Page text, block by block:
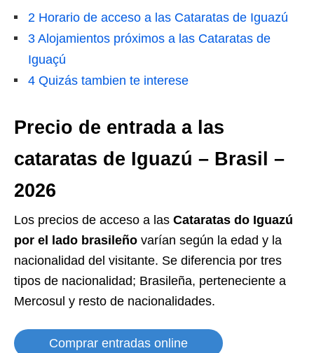
2 Horario de acceso a las Cataratas de Iguazú
3 Alojamientos próximos a las Cataratas de
Iguaçú
4 Quizás tambien te interese
Precio de entrada a las
cataratas de Iguazú – Brasil –
2026
Los precios de acceso a las Cataratas do Iguazú
por el lado brasileño varían según la edad y la
nacionalidad del visitante. Se diferencia por tres
tipos de nacionalidad; Brasileña, perteneciente a
Mercosul y resto de nacionalidades.
Comprar entradas online